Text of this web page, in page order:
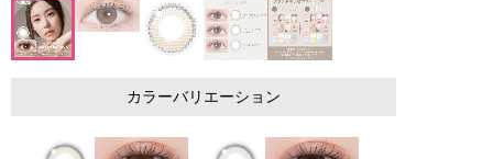
カラーバリエーション